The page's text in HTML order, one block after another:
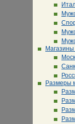
Магазины
Размеры